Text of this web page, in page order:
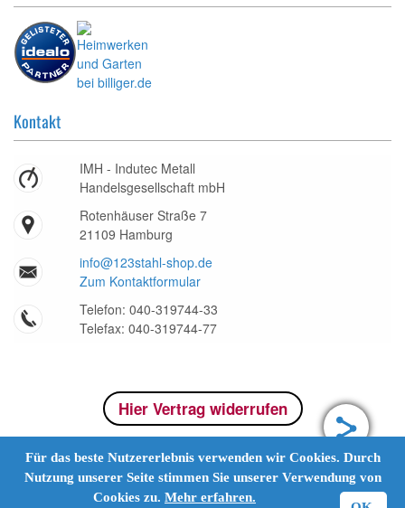
Für das beste Nutzererlebnis verwenden wir Cookies. Durch
Nutzung unserer Seite stimmen Sie unserer Verwendung von
Cookies zu. Mehr erfahren.
Kontakt
IMH - Indutec Metall
Handelsgesellschaft mbH
Rotenhäuser Straße 7
21109 Hamburg
info@123stahl-shop.de
Zum Kontaktformular
Telefon: 040-319744-33
Telefax: 040-319744-77
Hier Vertrag widerrufen